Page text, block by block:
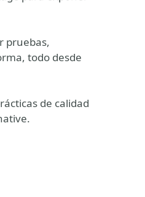
pruebas,
todo desde
de calidad